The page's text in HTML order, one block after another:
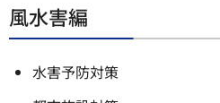
風水害編
水害予防対策